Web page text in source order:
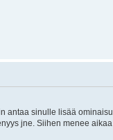
antaa sinulle lisää
jne. Siihen menee